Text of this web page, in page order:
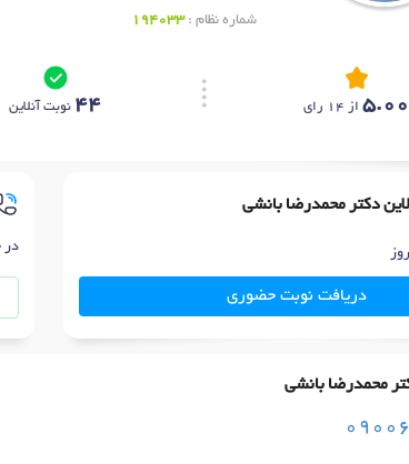
شماره نظام :194033
5.00 از 14 رای 44 نوبت آنلاین
دکتر محمدرضا بانشی
دریافت نوبت حضوری
در
محمدرضا بانشی